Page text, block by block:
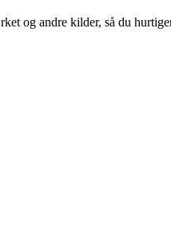
og andre kilder, så du